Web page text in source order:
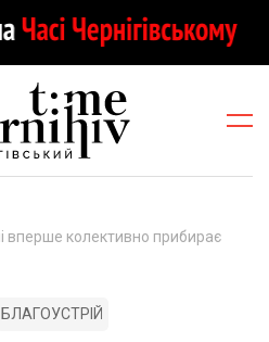
вперше колективно прибирає
БЛАГОУСТРІЙ